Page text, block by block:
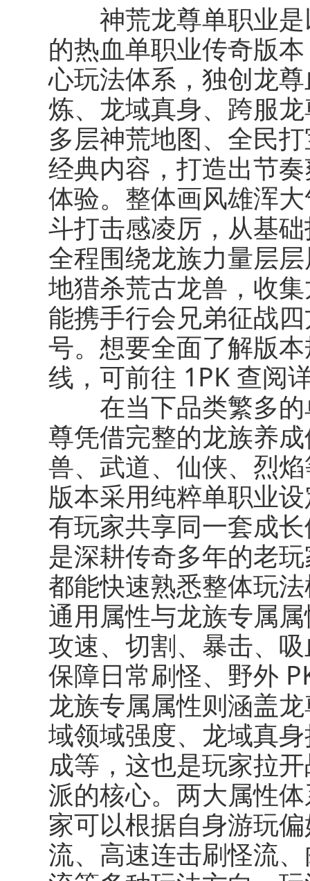
神荒龙尊单职业是
的热血单职业传奇版
心玩法体系，独创龙
炼、龙域真身、跨服
多层神荒地图、全民
经典内容，打造出节
体验。整体画风雄浑
斗打击感凌厉，从基
全程围绕龙族力量层
地猎杀荒古龙兽，收
能携手行会兄弟征战
号。想要全面了解版
线，可前往 1PK 查阅
在当下品类繁多的
尊凭借完整的龙族养
兽、武道、仙侠、烈
版本采用纯粹单职业
有玩家共享同一套成
是深耕传奇多年的老
都能快速熟悉整体玩
通用属性与龙族专属
攻速、切割、暴击、
保障日常刷怪、野外
龙族专属属性则涵盖
域领域强度、龙域真
成等，这也是玩家拉
派的核心。两大属性
家可以根据自身游玩
流、高速连击刷怪流